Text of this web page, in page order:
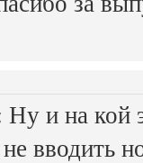
Ну и на кой
вводить